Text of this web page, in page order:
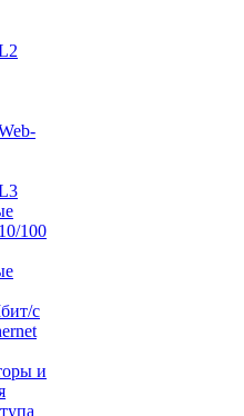
100
с
и